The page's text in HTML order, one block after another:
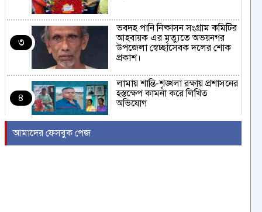
৩
ভবদহ পানি নিষ্কাসন সংগ্রাম কমিটির
আহবায়ক এর মৃত্যুতে অভয়নগর
উপজেলা স্বেচ্ছাসেবক দলের শোক
প্রকাশ।
৪
লামায় শান্তি-শৃঙ্খলা রক্ষায় প্রশাসনের
হস্তক্ষেপ কামনা করে লিখিত
অভিযোগ
শত কোটি টাকা লুটপাটের মহড়ায়
আমাদের ফেসবুক পেজ